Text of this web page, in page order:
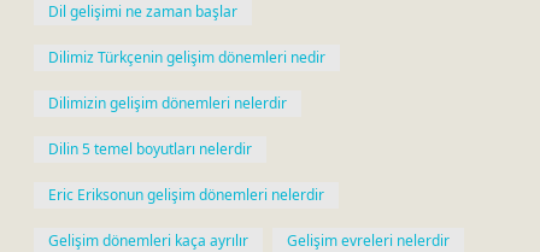
Dil gelişimi ne zaman başlar
Dilimiz Türkçenin gelişim dönemleri nedir
Dilimizin gelişim dönemleri nelerdir
Dilin 5 temel boyutları nelerdir
Eric Eriksonun gelişim dönemleri nelerdir
Gelişim dönemleri kaça ayrılır Gelişim evreleri nelerdir